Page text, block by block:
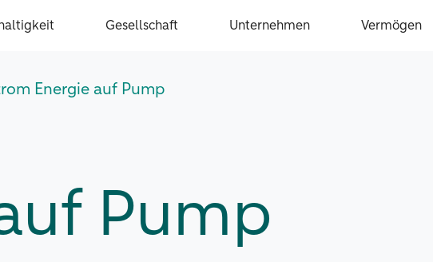
Gesellschaft Unternehmen Vermögen
Energie auf Pump
Pump